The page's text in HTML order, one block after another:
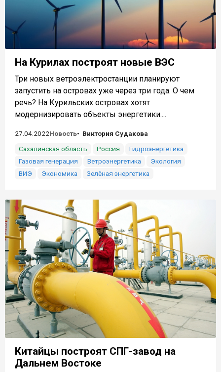
На Курилах построят новые ВЭС
Три новых ветроэлектростанции планируют
запустить на островах уже через три года. О чем
речь? На Курильских островах хотят
модернизировать объекты энергетики....
27.04.2022Новость
Виктория Судакова
Сахалинская область
Россия
Гидроэнергетика
Газовая генерация
Ветроэнергетика
Экология
ВИЭ
Экономика Зелёная энергетика
Китайцы построят СПГ-завод на
Дальнем Востоке